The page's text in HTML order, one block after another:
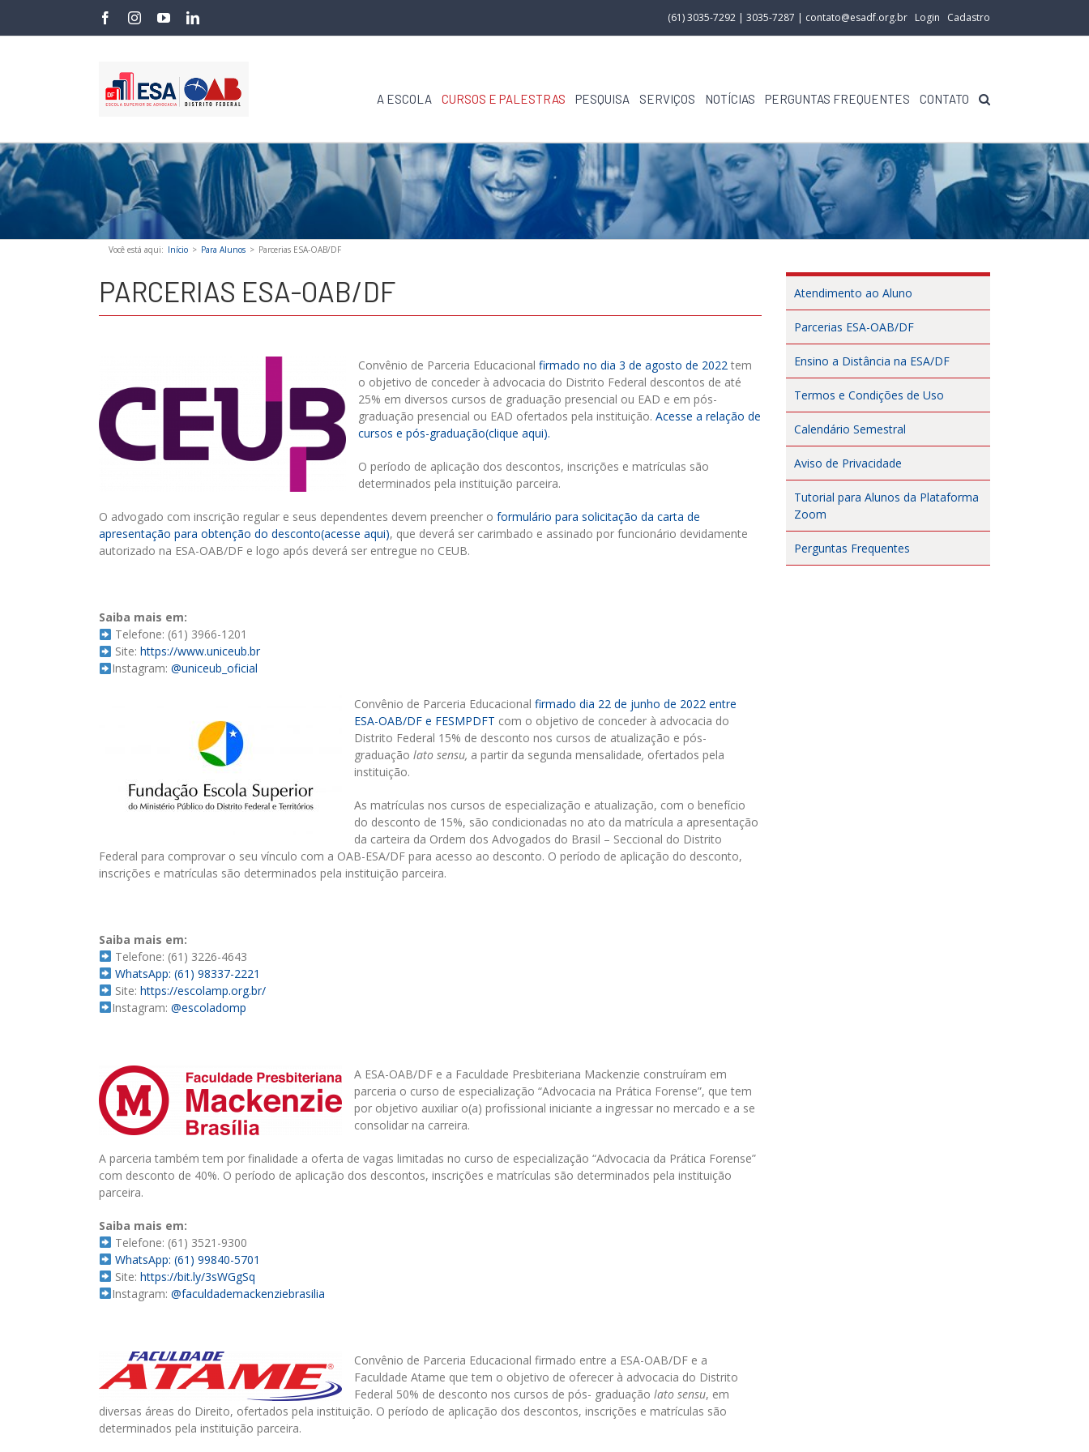
content
facebookinstagram
youtubelinkedin (61) 3035-7292 | 3035-7287 | contato@esadf.org.br Login Cadastro
A ESCOLA CURSOS E PALESTRAS PESQUISA SERVIÇOS NOTÍCIAS PERGUNTAS FREQUENTES CONTATO
Você está aqui: Início > Para Alunos > Parcerias ESA-OAB/DF
PARCERIAS ESA-OAB/DF
Convênio de Parceria Educacional firmado no dia 3 de agosto de 2022 tem
o objetivo de conceder à advocacia do Distrito Federal descontos de até
25% em diversos cursos de graduação presencial ou EAD e em pós-
graduação presencial ou EAD ofertados pela instituição. Acesse a relação de
cursos e pós-graduação(clique aqui).
O período de aplicação dos descontos, inscrições e matrículas são
determinados pela instituição parceira.
O advogado com inscrição regular e seus dependentes devem preencher o formulário para solicitação da carta de
apresentação para obtenção do desconto(acesse aqui), que deverá ser carimbado e assinado por funcionário devidamente
autorizado na ESA-OAB/DF e logo após deverá ser entregue no CEUB.
Saiba mais em:
Telefone: (61) 3966-1201
Site: https://www.uniceub.br
Instagram: @uniceub_oficial
Convênio de Parceria Educacional firmado dia 22 de junho de 2022 entre
ESA-OAB/DF e FESMPDFT com o objetivo de conceder à advocacia do
Distrito Federal 15% de desconto nos cursos de atualização e pós-
graduação lato sensu, a partir da segunda mensalidade, ofertados pela
instituição.
As matrículas nos cursos de especialização e atualização, com o benefício
do desconto de 15%, são condicionadas no ato da matrícula a apresentação
da carteira da Ordem dos Advogados do Brasil – Seccional do Distrito
Federal para comprovar o seu vínculo com a OAB-ESA/DF para acesso ao desconto. O período de aplicação do desconto,
inscrições e matrículas são determinados pela instituição parceira.
Saiba mais em:
Telefone: (61) 3226-4643
WhatsApp: (61) 98337-2221
Site: https://escolamp.org.br/
Instagram: @escoladomp
A ESA-OAB/DF e a Faculdade Presbiteriana Mackenzie construíram em
parceria o curso de especialização “Advocacia na Prática Forense”, que tem
por objetivo auxiliar o(a) profissional iniciante a ingressar no mercado e a se
consolidar na carreira.
A parceria também tem por finalidade a oferta de vagas limitadas no curso de especialização “Advocacia da Prática Forense”
com desconto de 40%. O período de aplicação dos descontos, inscrições e matrículas são determinados pela instituição
parceira.
Saiba mais em:
Telefone: (61) 3521-9300
WhatsApp: (61) 99840-5701
Site: https://bit.ly/3sWGgSq
Instagram: @faculdademackenziebrasilia
Convênio de Parceria Educacional firmado entre a ESA-OAB/DF e a
Faculdade Atame que tem o objetivo de oferecer à advocacia do Distrito
Federal 50% de desconto nos cursos de pós- graduação lato sensu, em
diversas áreas do Direito, ofertados pela instituição. O período de aplicação dos descontos, inscrições e matrículas são
determinados pela instituição parceira.
Atendimento ao Aluno
Parcerias ESA-OAB/DF
Ensino a Distância na ESA/DF
Termos e Condições de Uso
Calendário Semestral
Aviso de Privacidade
Tutorial para Alunos da Plataforma
Zoom
Perguntas Frequentes